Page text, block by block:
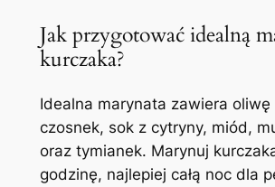
Jak przygotować idealną
kurczaka?
Idealna marynata zawiera oliwę
czosnek, sok z cytryny, miód,
oraz tymianek. Marynuj
godzinę, najlepiej całą noc dla